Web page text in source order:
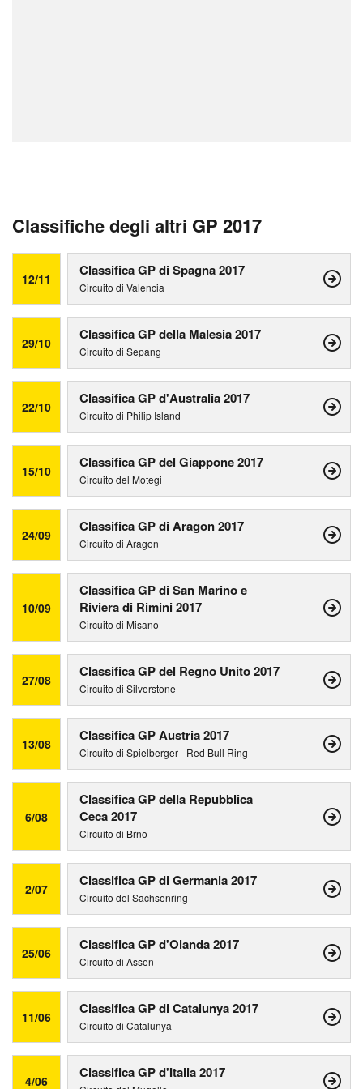
Classifiche degli altri GP 2017
12/11 Classifica GP di Spagna 2017
Circuito di Valencia
29/10 Classifica GP della Malesia 2017
Circuito di Sepang
22/10 Classifica GP d'Australia 2017
Circuito di Philip Island
15/10 Classifica GP del Giappone 2017
Circuito del Motegi
24/09 Classifica GP di Aragon 2017
Circuito di Aragon
10/09
Classifica GP di San Marino e
Riviera di Rimini 2017
Circuito di Misano
27/08 Classifica GP del Regno Unito 2017
Circuito di Silverstone
13/08 Classifica GP Austria 2017
Circuito di Spielberger - Red Bull Ring
6/08
Classifica GP della Repubblica
Ceca 2017
Circuito di Brno
2/07 Classifica GP di Germania 2017
Circuito del Sachsenring
25/06 Classifica GP d'Olanda 2017
Circuito di Assen
11/06 Classifica GP di Catalunya 2017
Circuito di Catalunya
4/06 Classifica GP d'Italia 2017